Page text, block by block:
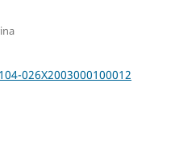
026X2003000100012